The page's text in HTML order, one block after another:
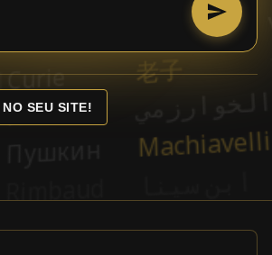
SEU SITE!